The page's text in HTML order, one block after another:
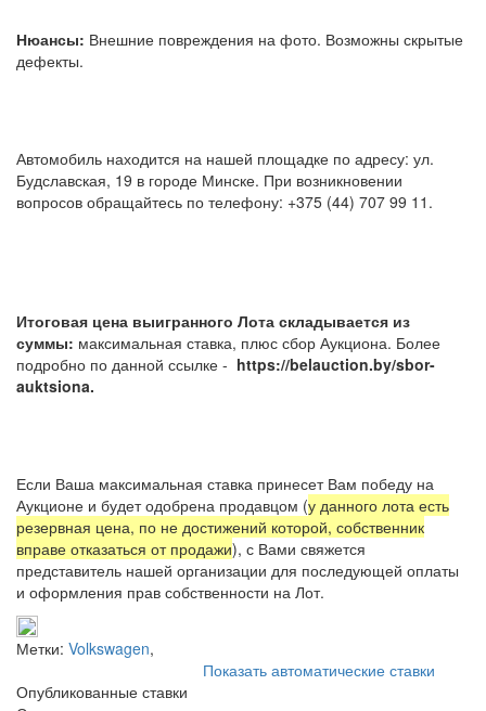
Нюансы: Внешние повреждения на фото. Возможны скрытые
дефекты.
Автомобиль находится на нашей площадке по адресу: ул.
Будславская, 19 в городе Минске. При возникновении
вопросов обращайтесь по телефону: +375 (44) 707 99 11.
Итоговая цена выигранного Лота складывается из
суммы: максимальная ставка, плюс сбор Аукциона. Более
подробно по данной ссылке - https://belauction.by/sbor-
auktsiona.
Если Ваша максимальная ставка принесет Вам победу на
Аукционе и будет одобрена продавцом (у данного лота есть
резервная цена, по не достижений которой, собственник
вправе отказаться от продажи), с Вами свяжется
представитель нашей организации для последующей оплаты
и оформления прав собственности на Лот.
Метки: Volkswagen,
Показать автоматические ставки
Опубликованные ставки